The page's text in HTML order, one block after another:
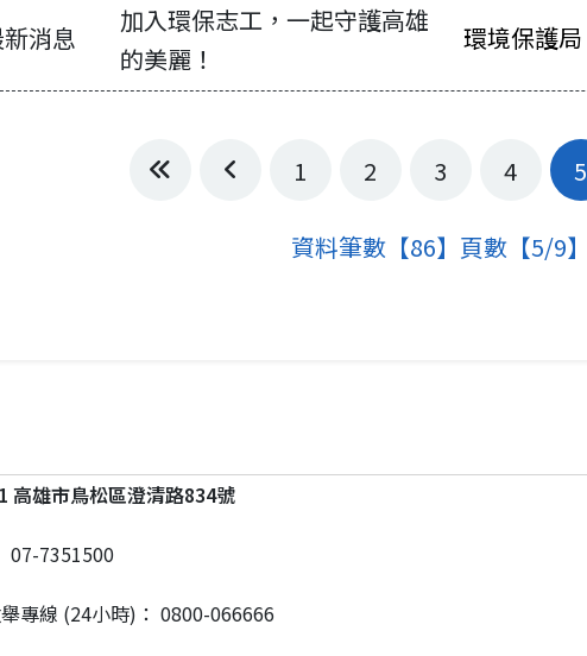
消息
加入環保志工，一起守護高雄
的美麗！
環境保護局
第一頁上一頁1 2 3 4 5
資料筆數【86】頁數【5/9】
高雄市鳥松區澄清路834號
07-7351500
專線 (24小時)： 0800-066666